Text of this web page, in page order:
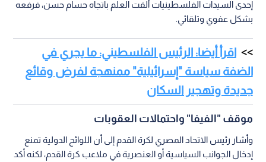
إحدى السيدات الفلسطينيات ألقت العلم باتجاه حسام حسن، فرفعه
بشكل عفوي وتلقائي.
اقرأ أيضا: الرئيس الفلسطيني: ما يجري في
الضفة سياسة "إسرائيلية" ممنهجة لفرض وقائع
جديدة وتهجير السكان
موقف "الفيفا" واحتمالات العقوبات
وأشار رئيس الاتحاد المصري لكرة القدم إلى أن اللوائح الدولية تمنع
إدخال الجوانب السياسية أو العنصرية في ملاعب كرة القدم، لكنه أكد